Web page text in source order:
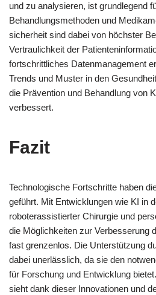
und zu analysieren, ist grundlegend
Behandlungsmethoden und
sicherheit sind dabei von höchster
Vertraulichkeit der
fortschrittliches Datenmanagement
Trends und Muster in den
die Prävention und Behandlung von
verbessert.
Fazit
Technologische Fortschritte haben
geführt. Mit Entwicklungen wie KI in
roboterassistierter Chirurgie und
die Möglichkeiten zur Verbesserung
fast grenzenlos. Die Unterstützung
dabei unerlässlich, da sie den
für Forschung und Entwicklung
sieht dank dieser Innovationen und